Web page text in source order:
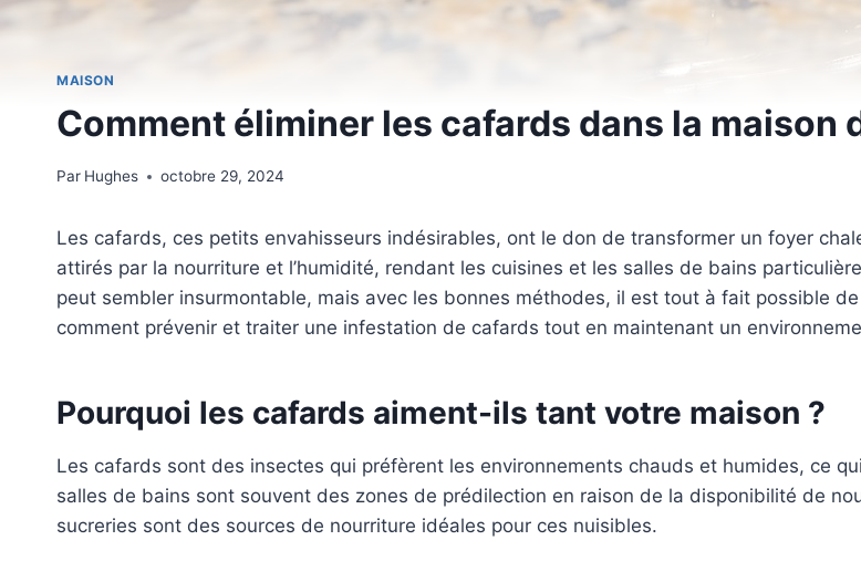
MAISON
Comment éliminer les cafards dans la maison
Par Hughes octobre 29, 2024
Les cafards, ces petits envahisseurs indésirables, ont le don de transformer un foyer
attirés par la nourriture et l’humidité, rendant les cuisines et les salles de bains
peut sembler insurmontable, mais avec les bonnes méthodes, il est tout à fait possible
comment prévenir et traiter une infestation de cafards tout en maintenant un
Pourquoi les cafards aiment-ils tant votre maison ?
Les cafards sont des insectes qui préfèrent les environnements chauds et humides, ce
salles de bains sont souvent des zones de prédilection en raison de la disponibilité de
sucreries sont des sources de nourriture idéales pour ces nuisibles.